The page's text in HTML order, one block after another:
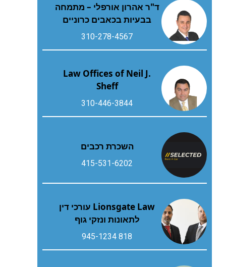
ד"ר אהרון אורפלי – מתמחה
בבעיות בכאבים כרוניים
310-278-4567
Law Offices of Neil J.
Sheff
310-446-3844
השכרת רכבים
415-531-6202
Lionsgate Law עורכי דין
לתאונות ונזקי גוף
818 945-1234